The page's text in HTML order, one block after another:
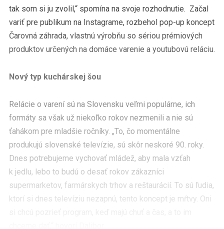
tak som si ju zvolil,“ spomína na svoje rozhodnutie. Začal
variť pre publikum na Instagrame, rozbehol pop-up koncept
Čarovná záhrada, vlastnú výrobňu so sériou prémiových
produktov určených na domáce varenie a youtubovú reláciu.
Nový typ kuchárskej šou
Relácie o varení sú na Slovensku veľmi populárne, ich
formáty sa však už niekoľko rokov nezmenili a nie sú
ťahákom pre mladšie ročníky. „To, čo momentálne
produkujú slovenské televízie, sú skôr neskoré 90. roky.
Dnes potrebujeme vychovať mládež, aby mala vzťah
k jedlu, lebo to budú o desať rokov zákazníci
supermarketov, farmárskych trhov a reštaurácií. To sú ľudia,
ktorí si dnes televíziu nezapnú, tento koncept je mŕtvy. Oni